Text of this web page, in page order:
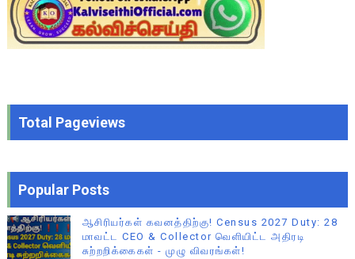
Total Pageviews
Popular Posts
ஆசிரியர்கள் கவனத்திற்கு! Census 2027 Duty: 28
மாவட்ட CEO & Collector வெளியிட்ட அதிரடி
சுற்றறிக்கைகள் - முழு விவரங்கள்!